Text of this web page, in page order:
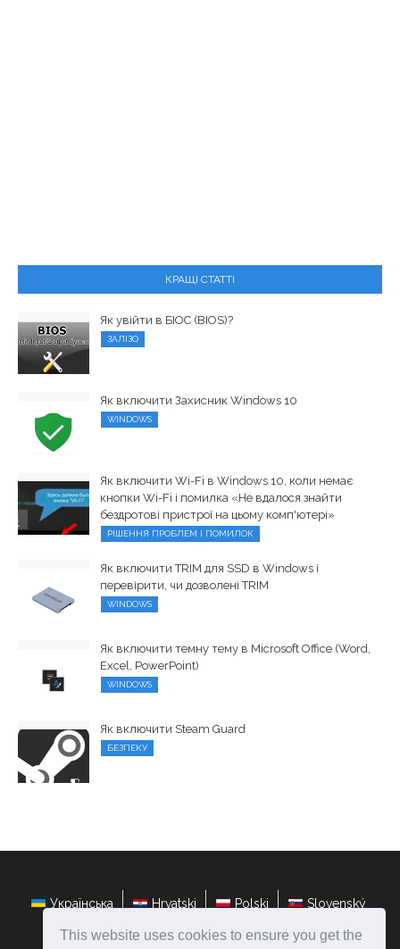
This website uses cookies to ensure you get the
КРАЩІ СТАТТІ
Як увійти в БІОС (BIOS)?
ЗАЛІЗО
Як включити Захисник Windows 10
WINDOWS
Як включити Wi-Fi в Windows 10, коли немає
кнопки Wi-Fi і помилка «Не вдалося знайти
бездротові пристрої на цьому комп'ютері»
РІШЕННЯ ПРОБЛЕМ І ПОМИЛОК
Як включити TRIM для SSD в Windows і
перевірити, чи дозволені TRIM
WINDOWS
Як включити темну тему в Microsoft Office (Word,
Excel, PowerPoint)
WINDOWS
Як включити Steam Guard
БЕЗПЕКУ
Українська Hrvatski Polski Slovenský